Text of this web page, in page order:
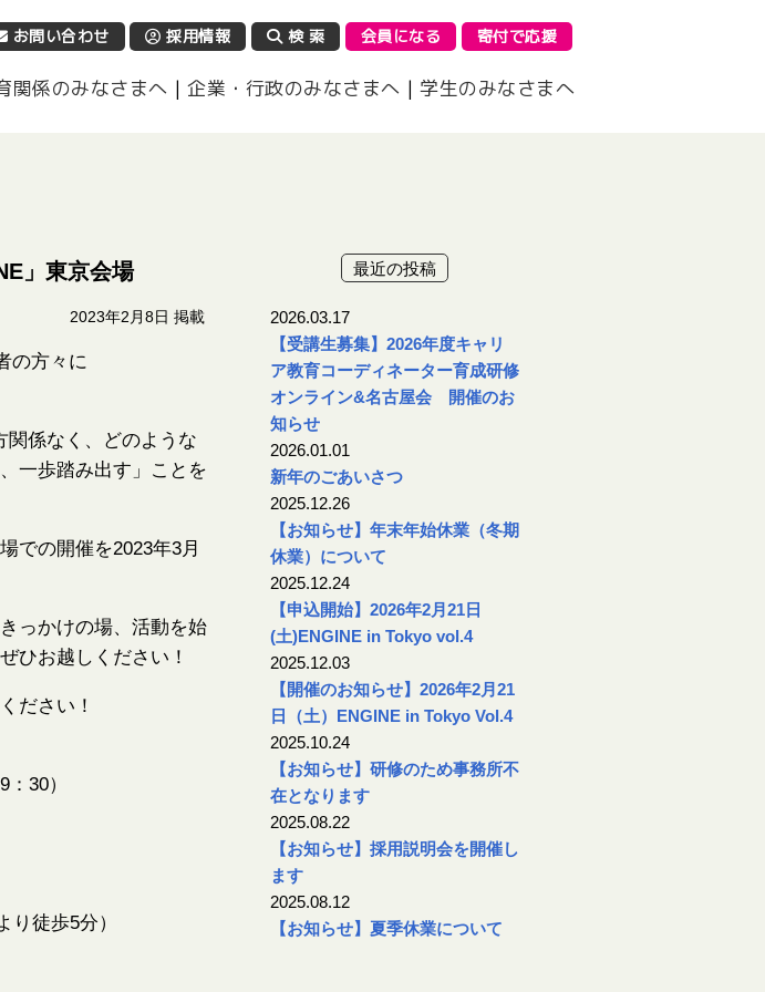
お問い合わせ 採用情報 検 索 会員になる 寄付で応援
関係のみなさまへ | 企業・行政のみなさまへ | 学生のみなさまへ
」東京会場
2023年2月8日 掲載
の方々に
関係なく、どのような
一歩踏み出す」ことを
での開催を2023年3月
っかけの場、活動を始
ひお越しください！
ださい！
30）
徒歩5分）
最近の投稿
2026.03.17
【受講生募集】2026年度キャリ
ア教育コーディネーター育成研修
オンライン&名古屋会 開催のお
知らせ
2026.01.01
新年のごあいさつ
2025.12.26
【お知らせ】年末年始休業（冬期
休業）について
2025.12.24
【申込開始】2026年2月21日
(土)ENGINE in Tokyo vol.4
2025.12.03
【開催のお知らせ】2026年2月21
日（土）ENGINE in Tokyo Vol.4
2025.10.24
【お知らせ】研修のため事務所不
在となります
2025.08.22
【お知らせ】採用説明会を開催し
ます
2025.08.12
【お知らせ】夏季休業について